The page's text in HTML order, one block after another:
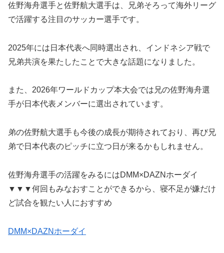
佐野海舟選手と佐野航大選手は、兄弟そろって海外リーグ
で活躍する注目のサッカー選手です。
2025年には日本代表へ同時選出され、インドネシア戦で
兄弟共演を果たしたことで大きな話題になりました。
また、2026年ワールドカップ本大会では兄の佐野海舟選
手が日本代表メンバーに選出されています。
弟の佐野航大選手も今後の成長が期待されており、再び兄
弟で日本代表のピッチに立つ日が来るかもしれません。
佐野海舟選手の活躍をみるにはDMM×DAZNホーダイ
▼▼▼何回もみなおすことができるから、寝不足が嫌だけ
ど試合を観たい人におすすめ
DMM×DAZNホーダイ